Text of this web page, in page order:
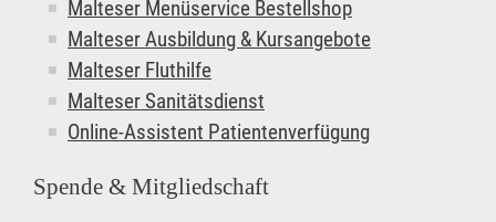
Malteser Menüservice Bestellshop
Malteser Ausbildung & Kursangebote
Malteser Fluthilfe
Malteser Sanitätsdienst
Online-Assistent Patientenverfügung
Spende & Mitgliedschaft